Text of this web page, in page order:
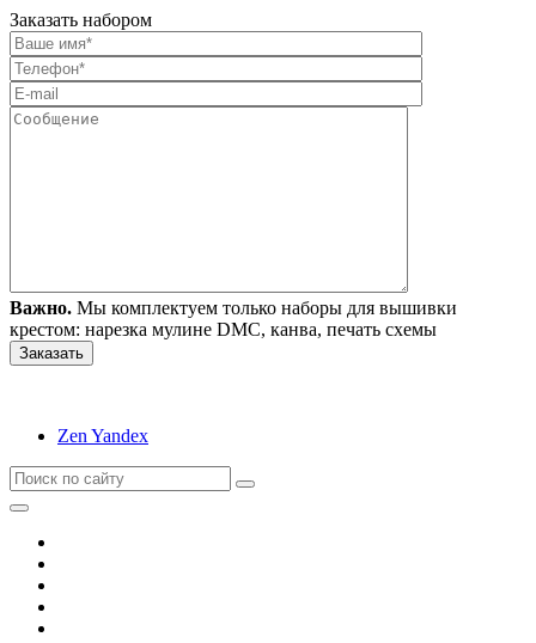
Заказать набором
Важно. Мы комплектуем только наборы для вышивки
крестом: нарезка мулине DMC, канва, печать схемы
Zen Yandex